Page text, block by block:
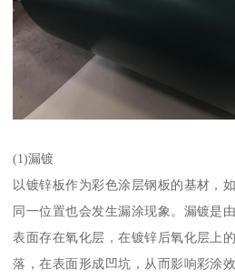
(1)漏镀
以镀锌板作为彩色涂层钢板的基材，
同一位置也会发生漏涂现象。漏镀是
表面存在氧化层，在镀锌后氧化层上
落，在表面形成凹坑，从而影响彩涂